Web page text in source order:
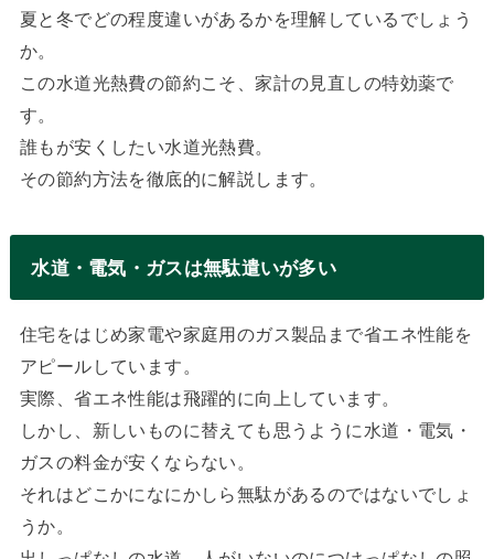
夏と冬でどの程度違いがあるかを理解しているでしょう
か。
この水道光熱費の節約こそ、家計の見直しの特効薬で
す。
誰もが安くしたい水道光熱費。
その節約方法を徹底的に解説します。
水道・電気・ガスは無駄遣いが多い
住宅をはじめ家電や家庭用のガス製品まで省エネ性能を
アピールしています。
実際、省エネ性能は飛躍的に向上しています。
しかし、新しいものに替えても思うように水道・電気・
ガスの料金が安くならない。
それはどこかになにかしら無駄があるのではないでしょ
うか。